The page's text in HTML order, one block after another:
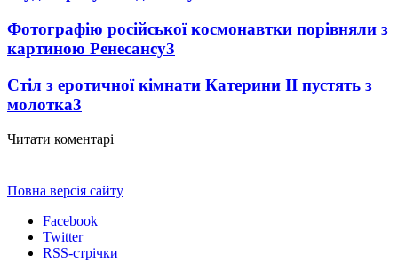
Фотографію російської космонавтки порівняли з
картиною Ренесансу3
Стіл з еротичної кімнати Катерини II пустять з
молотка3
Читати коментарі
Повна версія сайту
Facebook
Twitter
RSS-стрічки